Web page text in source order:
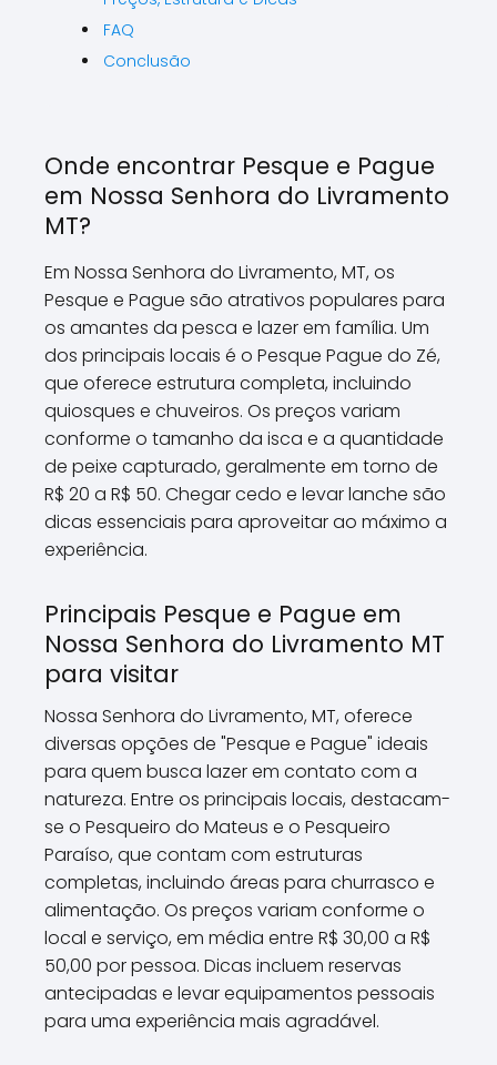
FAQ
Conclusão
Onde encontrar Pesque e Pague
em Nossa Senhora do Livramento
MT?
Em Nossa Senhora do Livramento, MT, os
Pesque e Pague são atrativos populares para
os amantes da pesca e lazer em família. Um
dos principais locais é o Pesque Pague do Zé,
que oferece estrutura completa, incluindo
quiosques e chuveiros. Os preços variam
conforme o tamanho da isca e a quantidade
de peixe capturado, geralmente em torno de
R$ 20 a R$ 50. Chegar cedo e levar lanche são
dicas essenciais para aproveitar ao máximo a
experiência.
Principais Pesque e Pague em
Nossa Senhora do Livramento MT
para visitar
Nossa Senhora do Livramento, MT, oferece
diversas opções de "Pesque e Pague" ideais
para quem busca lazer em contato com a
natureza. Entre os principais locais, destacam-
se o Pesqueiro do Mateus e o Pesqueiro
Paraíso, que contam com estruturas
completas, incluindo áreas para churrasco e
alimentação. Os preços variam conforme o
local e serviço, em média entre R$ 30,00 a R$
50,00 por pessoa. Dicas incluem reservas
antecipadas e levar equipamentos pessoais
para uma experiência mais agradável.